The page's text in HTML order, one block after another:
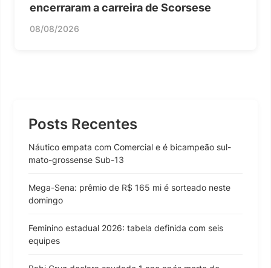
encerraram a carreira de Scorsese
08/08/2026
Posts Recentes
Náutico empata com Comercial e é bicampeão sul-
mato-grossense Sub-13
Mega-Sena: prêmio de R$ 165 mi é sorteado neste
domingo
Feminino estadual 2026: tabela definida com seis
equipes